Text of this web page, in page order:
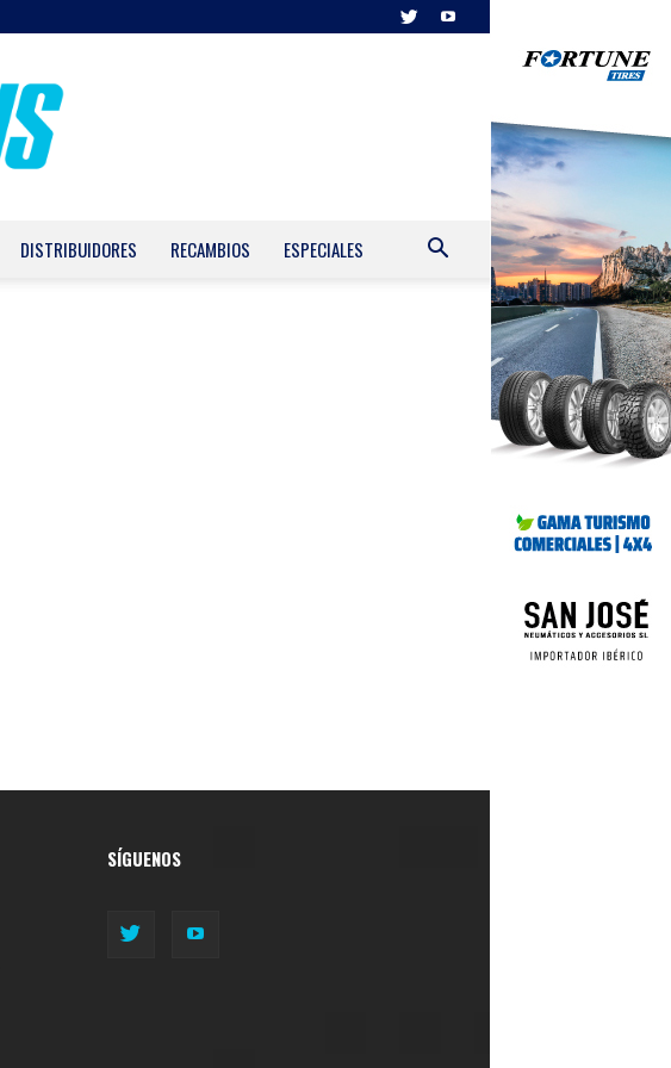
DISTRIBUIDORES RECAMBIOS ESPECIALES
SÍGUENOS